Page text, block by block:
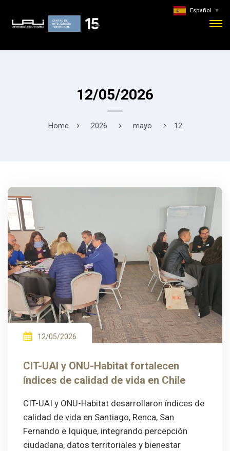
12/05/2026
Home 2026 mayo 12
12/05/2026
CIT-UAI y ONU-Habitat fortalecen
índices de calidad de vida en Chile
CIT-UAI y ONU-Habitat desarrollaron índices de
calidad de vida en Santiago, Renca, San
Fernando e Iquique, integrando percepción
ciudadana, datos territoriales y bienestar
Español ▼